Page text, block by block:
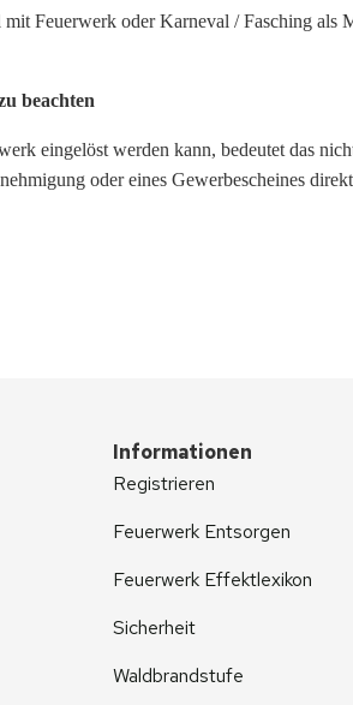
Feuerwerk oder Karneval / Fasching als
beachten
eingelöst werden kann, bedeutet das
oder eines Gewerbescheines
Informationen
Registrieren
Feuerwerk Entsorgen
Feuerwerk Effektlexikon
Sicherheit
Waldbrandstufe